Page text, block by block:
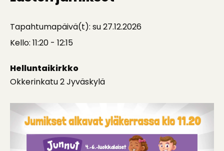
Tapahtumapäivä(t): su 27.12.2026
Kello: 11:20 - 12:15
Helluntaikirkko
Okkerinkatu 2 Jyväskylä